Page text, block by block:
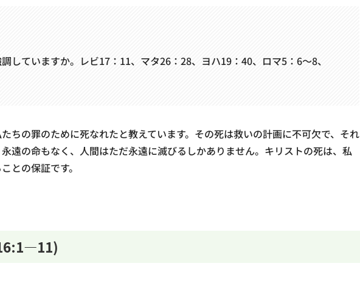
していますか。レビ17：11、マタ26：28、ヨハ19：40、ロマ5：6～8、
ちの罪のために死なれたと教えています。その死は救いの計画に不可欠で、それ
遠の命もなく、人間はただ永遠に滅びるしかありません。キリストの死は、私
との保証です。